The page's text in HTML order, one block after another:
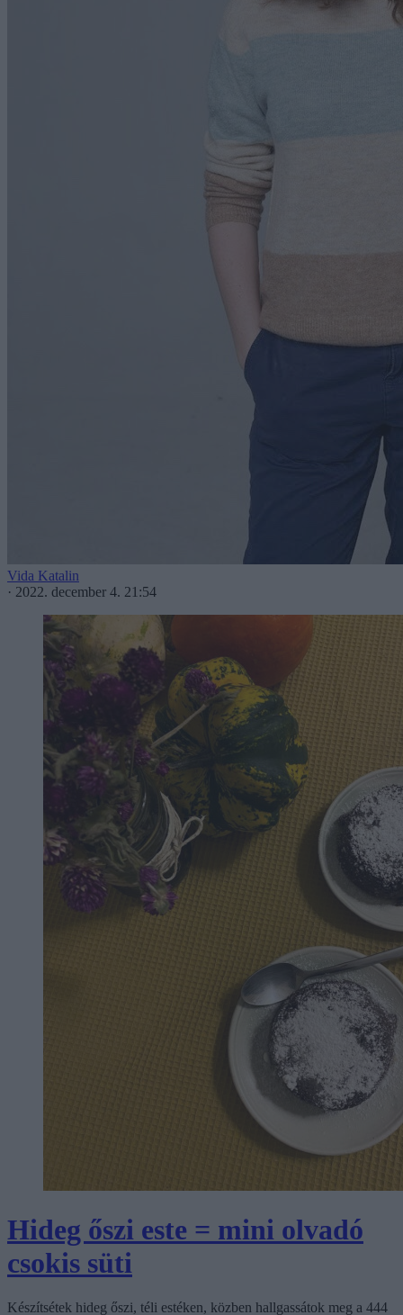
Vida Katalin
· 2022. december 4. 21:54
Hideg őszi este = mini olvadó
csokis süti
Készítsétek hideg őszi, téli estéken, közben hallgassátok meg a 444